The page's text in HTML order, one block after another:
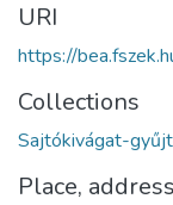
URI
https://
Collections
Sajtókivágat-
Place, address